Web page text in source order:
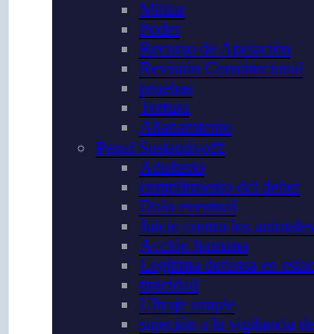
Militar
Poder
Recurso de Apelación
Revisión Constitucional
pruebas
Tortura
Allanamiento
Penal Sustantivo⚖️
Adulterio
cumplimiento del deber
Dolo eventual
Juicio contra los animales
Acción humana
Legítima defensa en
tipicidad
Ultraje simple
sujeción a la vigilancia